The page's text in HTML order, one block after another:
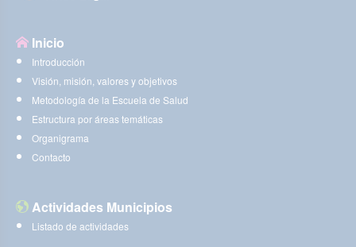
Inicio
Introducción
Visión, misión, valores y objetivos
Metodología de la Escuela de Salud
Estructura por áreas temáticas
Organigrama
Contacto
Actividades Municipios
Listado de actividades